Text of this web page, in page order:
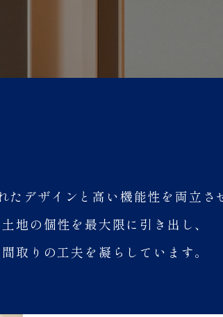
デザインと高い機能性を両立さ
地の個性を最大限に引き出し、
取りの工夫を凝らしています。